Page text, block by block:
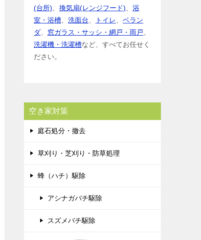
(台所)
換気扇(レンジフード)
浴
室・浴槽
洗面台 トイレ
ベラン
ダ
窓ガラス・サッシ・網戸・雨戸
洗濯機・洗濯槽など、すべてお任せく
ださい。
空き家対策
庭石処分・撤去
草刈り・芝刈り・防草処理
蜂（ハチ）駆除
アシナガバチ駆除
スズメバチ駆除